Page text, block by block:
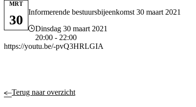
Informerende bestuursbijeenkomst 30 maart 2021
Datum en tijd
Dinsdag 30 maart 2021
20:00 - 22:00
MRT
30
https://youtu.be/-pvQ3HRLGIA
Terug naar overzicht